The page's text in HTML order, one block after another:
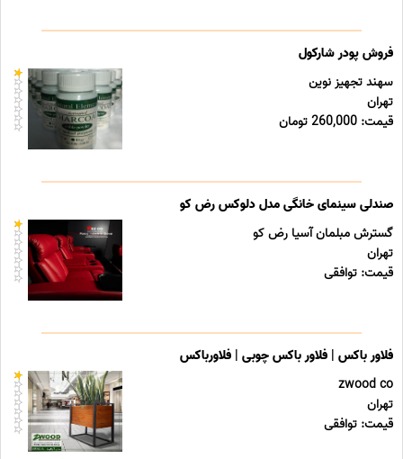
فروش پودر شارکول
سهند تجهیز نوین
تهران
قیمت: 260,000 تومان
صندلی سینمای خانگی مدل دلوکس رض کو
گسترش مبلمان آسیا رض کو
تهران
قیمت: توافقی
فلاور باکس | فلاور باکس چوبی | فلاورباکس
zwood co
تهران
قیمت: توافقی